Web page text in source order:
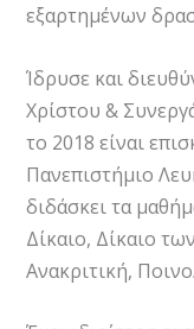
εξαρτημένων
Ίδρυσε και
Χρίστου &
το 2018 είναι
Πανεπιστήμιο
διδάσκει τα
Δίκαιο, Δίκαιο
Ανακριτική,